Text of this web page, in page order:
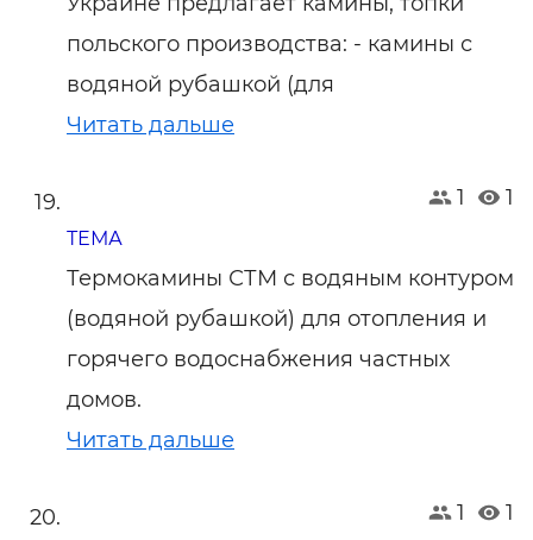
польского производства: - камины с
водяной рубашкой (для
Читать дальше
1 1
ТЕМА
Термокамины СТМ с водяным контуром
(водяной рубашкой) для отопления и
горячего водоснабжения частных
домов.
Читать дальше
1 1